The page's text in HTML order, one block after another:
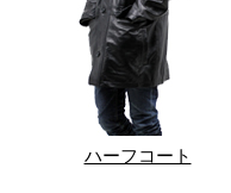
ハーフコート